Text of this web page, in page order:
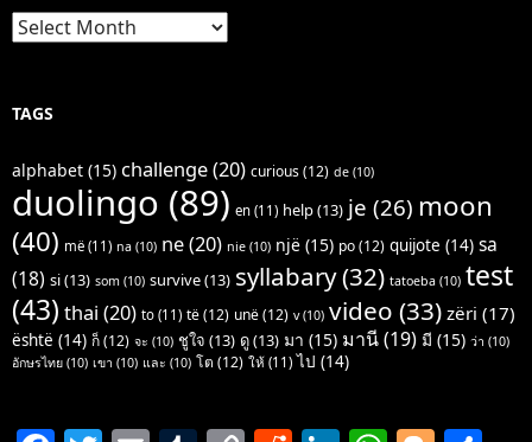
Archives
TAGS
alphabet (15) challenge(20) curious(12) de (10)
duolingo (89) en (11) help(13) je (26) moon
(40) më (11) na (10) ne(20) nie (10) një (15) po(12) quijote (14) sa
(18) si(13) som (10) survive(13) syllabary(32) tatoeba (10) test
(43) thai (20) to (11) të(12) unë(12) v(10) video (33) zëri (17)
është (14) ก็(12) จะ (10) ชูใจ (13) ดู(13) มา (15) มานี(19) มี (15) ว่า (10)
อักษรไทย (10) เขา (10) และ (10) โต (12) ให้ (11) ไป (14)